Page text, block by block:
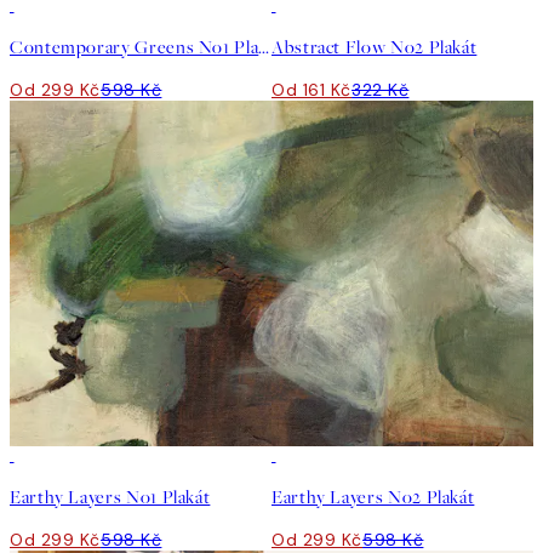
Contemporary Greens No1 Plakát
Od 299 Kč598 Kč
Abstract Flow No2 Plakát
Od 161 Kč322 Kč
Earthy Layers No1 Plakát
Od 299 Kč598 Kč
Earthy Layers No2 Plakát
Od 299 Kč598 Kč